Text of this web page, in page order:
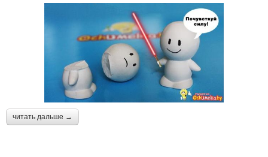
читать дальше →